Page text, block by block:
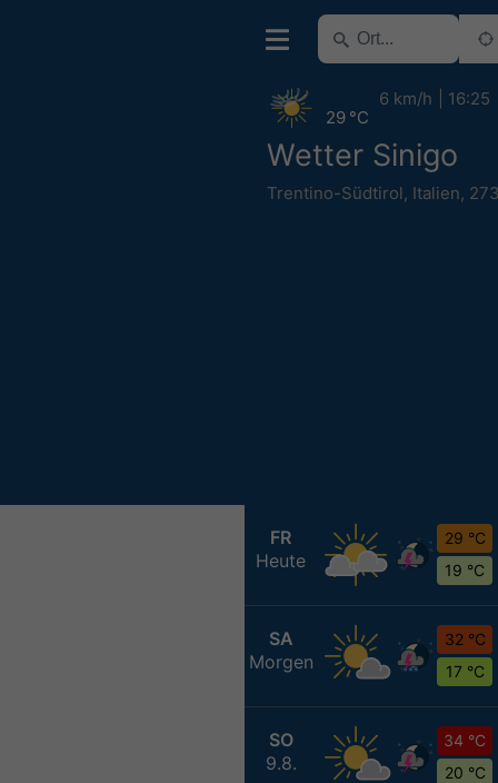
Wetter Sinigo
Trentino-Südtirol, Italien,
29 °C
6 km/h 16:25
FR
Heute
29 °C
19 °C
SA
Morgen
32 °C
17 °C
SO
9.8.
34 °C
20 °C